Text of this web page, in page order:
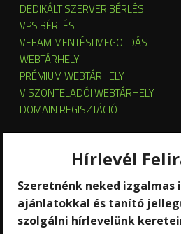
DEDIKÁLT SZERVER BÉRLÉS
VPS BÉRLÉS
VEEAM MENTÉSI MEGOLDÁS
WEBTÁRHELY
PRÉMIUM WEBTÁRHELY
VISZONTELADÓI WEBTÁRHELY
DOMAIN REGISZTÁCIÓ
SZERVER ÜZEMELTETÉS
SZOFTVERBÉRLÉS
STREAMING